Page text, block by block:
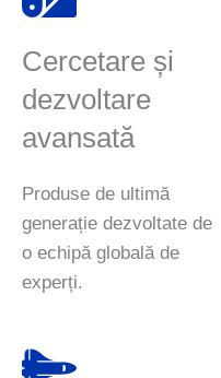
Cercetare și
dezvoltare
avansată
Produse de ultimă
generație dezvoltate de
o echipă globală de
experți.